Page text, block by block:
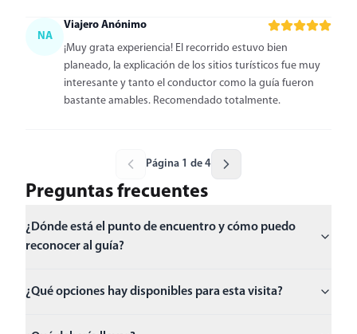
NA
Viajero Anónimo
¡Muy grata experiencia! El recorrido estuvo bien
planeado, la explicación de los sitios turísticos fue muy
interesante y tanto el conductor como la guía fueron
bastante amables. Recomendado totalmente.
Página 1 de 4
Preguntas frecuentes
¿Dónde está el punto de encuentro y cómo puedo
reconocer al guía?
¿Qué opciones hay disponibles para esta visita?